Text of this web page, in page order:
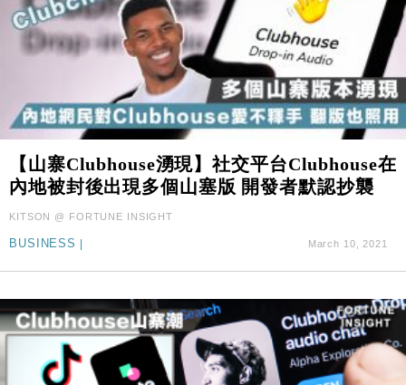
16:05
財經｜日經失守6.5萬點後回穩 全周仍升近2%
15:47
財經｜恒隆10月換帥 玩具「反」斗城亞洲CEO蔡德
15:11
財經｜韓股反覆波動收跌 連挫7周創逾3年最長跌勢
13:44
差達1125億美元
12:44
財經｜日本春季三度入市撐日圓 4月單日斥6.28萬億
日圓干預創新高
11:12
國際｜特朗普料美伊戰事快結束 承認部分彈藥庫存緊
司
【山寨Clubhouse湧現】社交平台Clubhouse在
內地被封後出現多個山塞版 開發者默認抄襲
KITSON @ FORTUNE INSIGHT
BUSINESS | March 10, 2021